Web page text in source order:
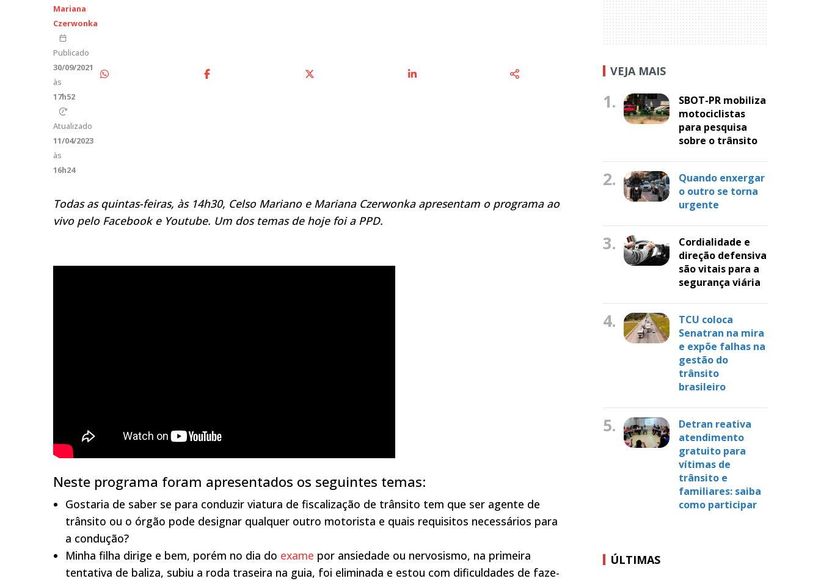
Mariana
Czerwonka
Publicado
30/09/2021
às
17h52
Atualizado
11/04/2023
às
16h24
Todas as quintas-feiras, às 14h30, Celso Mariano e Mariana Czerwonka apresentam o programa ao
vivo pelo Facebook e Youtube. Um dos temas de hoje foi a PPD.
Neste programa foram apresentados os seguintes temas:
Gostaria de saber se para conduzir viatura de fiscalização de trânsito tem que ser agente de
trânsito ou o órgão pode designar qualquer outro motorista e quais requisitos necessários para
a condução?
Minha filha dirige e bem, porém no dia do exame por ansiedade ou nervosismo, na primeira
tentativa de baliza, subiu a roda traseira na guia, foi eliminada e estou com dificuldades de faze-
VEJA MAIS
1.
SBOT-PR mobiliza
motociclistas
para pesquisa
sobre o trânsito
2.
Quando enxergar
o outro se torna
urgente
3.
Cordialidade e
direção defensiva
são vitais para a
segurança viária
4.
TCU coloca
Senatran na mira
e expõe falhas na
gestão do
trânsito
brasileiro
5.
Detran reativa
atendimento
gratuito para
vítimas de
trânsito e
familiares: saiba
como participar
ÚLTIMAS